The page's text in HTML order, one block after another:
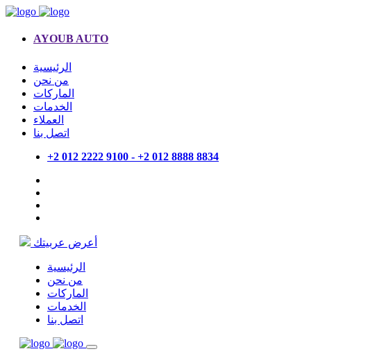
AYOUB AUTO
الرئيسية
من نحن
الماركات
الخدمات
العملاء
اتصل بنا
+2 012 2222 9100 - +2 012 8888 8834
أعرض عربيتك
الرئيسية
من نحن
الماركات
الخدمات
اتصل بنا